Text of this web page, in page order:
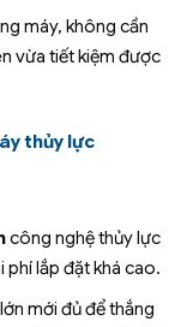
máy, không cần
vừa tiết kiệm được
thủy lực
công nghệ thủy lực
phí lắp đặt khá cao.
mới đủ để thắng